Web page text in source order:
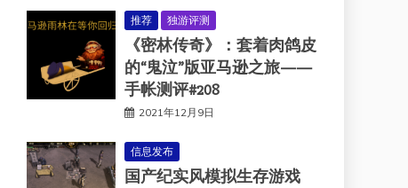
推荐 独游评测
《密林传奇》：套着肉鸽皮
的“鬼泣”版亚马逊之旅——
手帐测评#208
2021年12月9日
信息发布
国产纪实风模拟生存游戏